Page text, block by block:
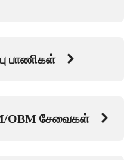
பாணிகள் 
OBM சேவைகள் 